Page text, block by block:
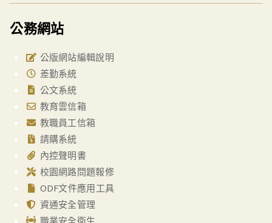
公務網站
公版網站編輯說明
差勤系統
公文系統
教育雲信箱
教職員工信箱
請購系統
內控聲明書
校園網路問題報修
ODF文件應用工具
資通安全管理